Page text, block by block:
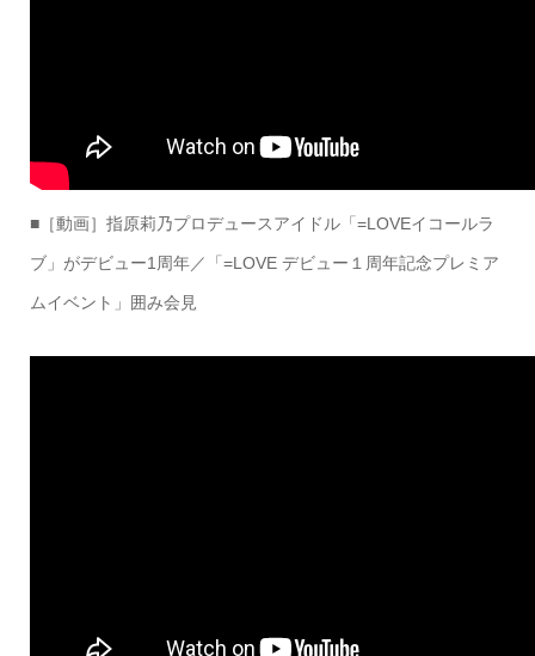
■［動画］指原莉乃プロデュースアイドル「=LOVEイコールラ
ブ」がデビュー1周年／「=LOVE デビュー１周年記念プレミア
ムイベント」囲み会見